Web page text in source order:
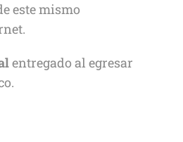
este mismo
entregado al egresar